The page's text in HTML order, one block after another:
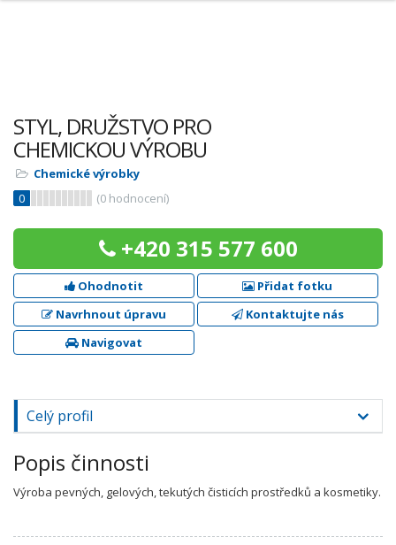
STYL, DRUŽSTVO PRO
CHEMICKOU VÝROBU
Chemické výrobky
0
(0 hodnocení)
+420 315 577 600
Ohodnotit
Přidat fotku
Navrhnout úpravu
Kontaktujte nás
Navigovat
Celý profil
Popis činnosti
Výroba pevných, gelových, tekutých čisticích prostředků a kosmetiky.